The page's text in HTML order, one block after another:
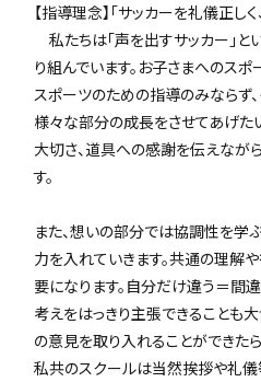
【指導理念】「サッカーを礼儀正し
私たちは「声を出すサッカー」
り組んでいます。お子さまへのス
スポーツのための指導のみならず
様々な部分の成長をさせてあげた
大切さ、道具への感謝を伝えなが
す。
また、想いの部分では協調性を学
力を入れていきます。共通の理解
要になります。自分だけ違う＝間
考えをはっきり主張できることも
の意見を取り入れることができたら
私共のスクールは当然挨拶や礼